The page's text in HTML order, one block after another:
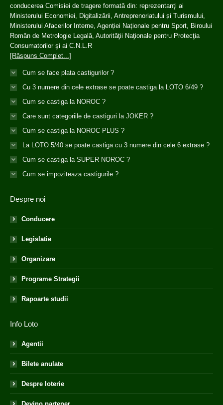
conducerea Comisiei de tragere formată din: reprezentanţi ai
Ministerului Economiei, Digitalizării, Antreprenoriatului și Turismului,
Ministerului Afacerilor Interne, Agenției Naționale pentru Sport, Biroului
Român de Metrologie Legală, Autorităţii Naţionale pentru Protecţia
Consumatorilor şi ai C.N.L.R
[Răspuns Complet...]
Cum se face plata castigurilor ?
Cu 3 numere din cele extrase se poate castiga la LOTO 6/49 ?
Cum se castiga la NOROC ?
Care sunt categoriile de castiguri la JOKER ?
Cum se castiga la NOROC PLUS ?
La LOTO 5/40 se poate castiga cu 3 numere din cele 6 extrase ?
Cum se castiga la SUPER NOROC ?
Cum se impoziteaza castigurile ?
Despre noi
Conducere
Legislatie
Organizare
Programe Strategii
Rapoarte studii
Info Loto
Agentii
Bilete anulate
Despre loterie